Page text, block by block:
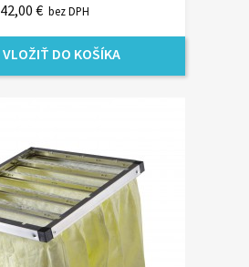
42,00 € bez DPH
VLOŽIŤ DO KOŠÍKA